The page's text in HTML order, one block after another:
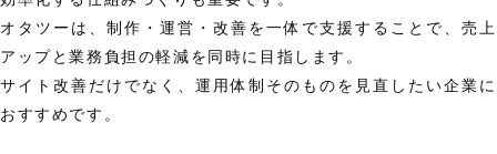
オタツーは、制作・運営・改善を一体で支援することで、売上
アップと業務負担の軽減を同時に目指します。
サイト改善だけでなく、運用体制そのものを見直したい企業に
おすすめです。